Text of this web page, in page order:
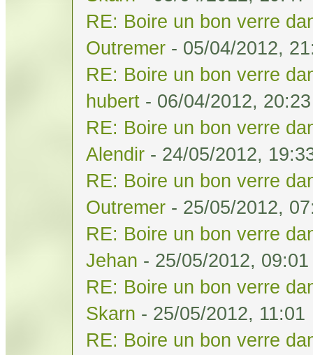
RE: Boire un bon verre
Outremer - 05/04/2012,
RE: Boire un bon verre
hubert - 06/04/2012, 20:23
RE: Boire un bon verre
Alendir - 24/05/2012,
RE: Boire un bon verre
Outremer - 25/05/2012,
RE: Boire un bon verre
Jehan - 25/05/2012, 09:01
RE: Boire un bon verre
Skarn - 25/05/2012, 11:01
RE: Boire un bon verre